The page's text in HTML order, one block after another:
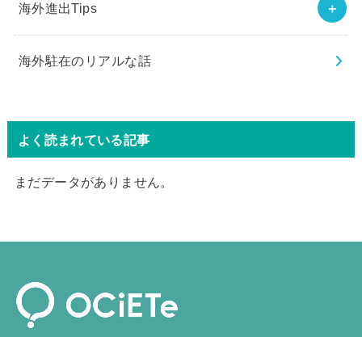
海外進出Tips
海外駐在のリアルな話
よく読まれている記事
まだデータがありません。